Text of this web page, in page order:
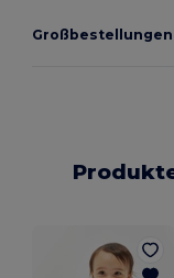
Großbestellungen